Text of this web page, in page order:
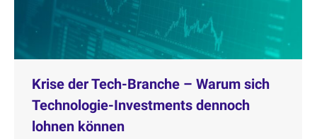
Krise der Tech-Branche – Warum sich
Technologie-Investments dennoch
lohnen können